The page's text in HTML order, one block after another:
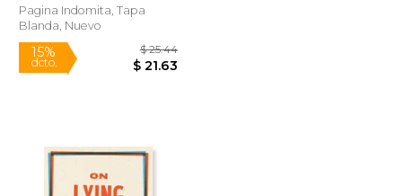
Pagina Indomita, Tapa
Blanda, Nuevo